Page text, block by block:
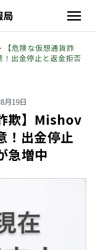
局
【危険な仮想通貨詐
出金停止と返金拒否
月19日
欺】Mishov
出金停止
急増中